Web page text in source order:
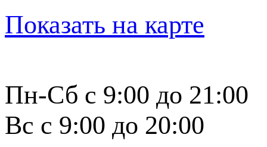
Показать на карте
Пн-Сб с 9:00 до 21:00
Вс с 9:00 до 20:00